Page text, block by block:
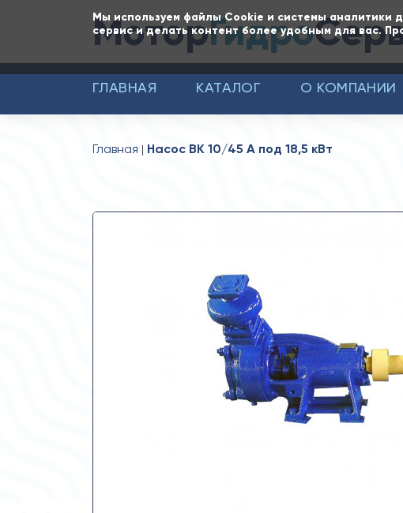
Мы используем файлы Cookie и системы аналитики
сервис и делать контент более удобным для вас.
МоторГидро
ГЛАВНАЯ КАТАЛОГ О КОМПАНИИ
Главная Насос ВК 10/45 А под 18,5 кВт